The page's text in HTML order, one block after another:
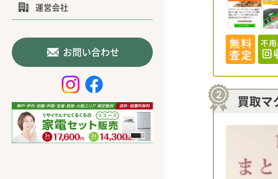
運営会社
お問い合わせ
買取マ